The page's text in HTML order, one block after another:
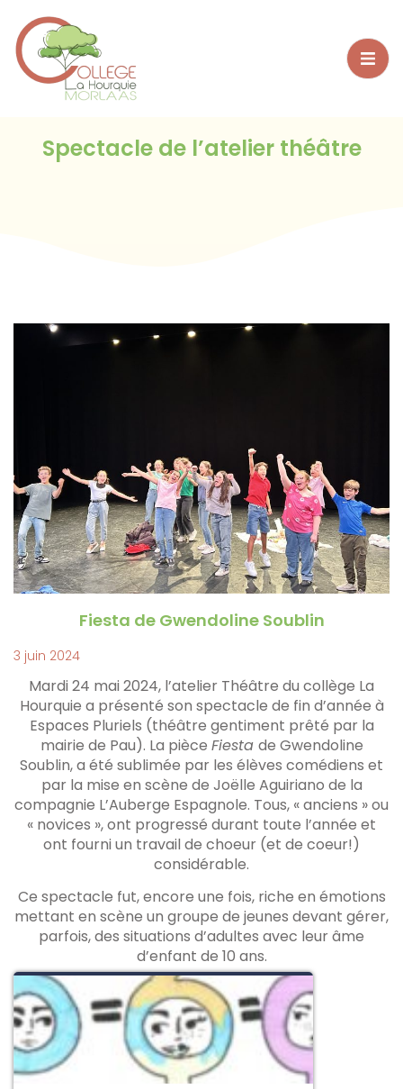
Bienvenue sur WordPress. Ceci est votre premier article.
Modifiez-le ou supprimez-le, puis commencez à écrire !
Spectacle de l’atelier théâtre
Fiesta de Gwendoline Soublin
3 juin 2024
Mardi 24 mai 2024, l’atelier Théâtre du collège La
Hourquie a présenté son spectacle de fin d’année à
Espaces Pluriels (théâtre gentiment prêté par la
mairie de Pau). La pièce Fiesta de Gwendoline
Soublin, a été sublimée par les élèves comédiens et
par la mise en scène de Joëlle Aguiriano de la
compagnie L’Auberge Espagnole. Tous, « anciens » ou
« novices », ont progressé durant toute l’année et
ont fourni un travail de choeur (et de coeur!)
considérable.
Ce spectacle fut, encore une fois, riche en émotions
mettant en scène un groupe de jeunes devant gérer,
parfois, des situations d’adultes avec leur âme
d’enfant de 10 ans.